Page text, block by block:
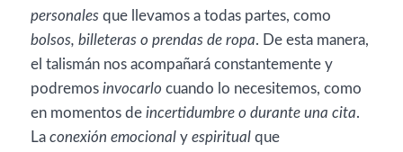
personales que llevamos a todas partes, como
bolsos, billeteras o prendas de ropa. De esta manera,
el talismán nos acompañará constantemente y
podremos invocarlo cuando lo necesitemos, como
en momentos de incertidumbre o durante una cita.
La conexión emocional y espiritual que